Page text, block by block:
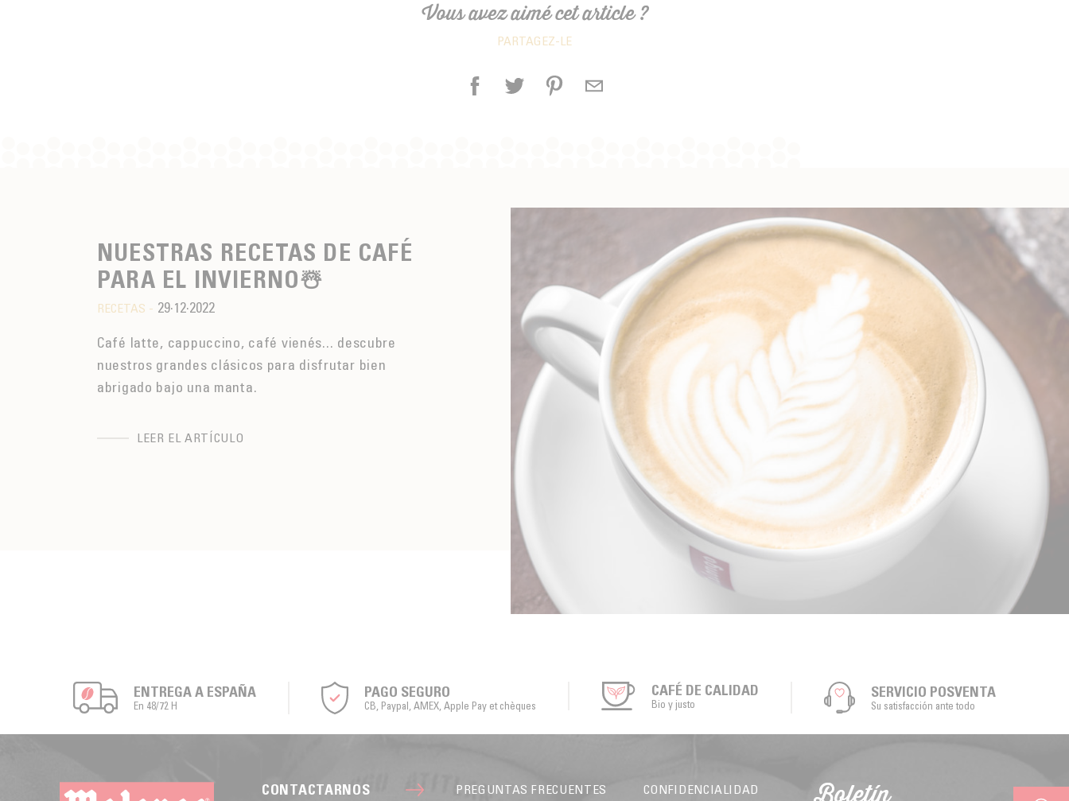
Vous avez aimé cet article ?
PARTAGEZ-LE
NUESTRAS RECETAS DE CAFÉ
PARA EL INVIERNO☃️
RECETAS - 29·12·2022
Café latte, cappuccino, café vienés... descubre
nuestros grandes clásicos para disfrutar bien
abrigado bajo una manta.
LEER EL ARTÍCULO
ENTREGA A ESPAÑA
En 48/72 H
PAGO SEGURO
CB, Paypal, AMEX, Apple Pay et chèques
CAFÉ DE CALIDAD
Bio y justo
SERVICIO POSVENTA
Su satisfacción ante todo
CONTACTARNOS PREGUNTAS FRECUENTES CONFIDENCIALIDAD